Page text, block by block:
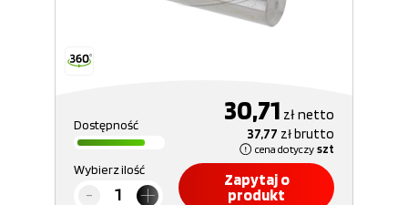
Dostępność 30,71 złnetto
37,77 złbrutto
cena dotyczy szt
Wybierz ilość
Zapytaj o
produkt